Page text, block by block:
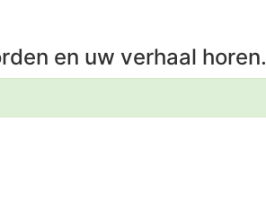
en uw verhaal horen.